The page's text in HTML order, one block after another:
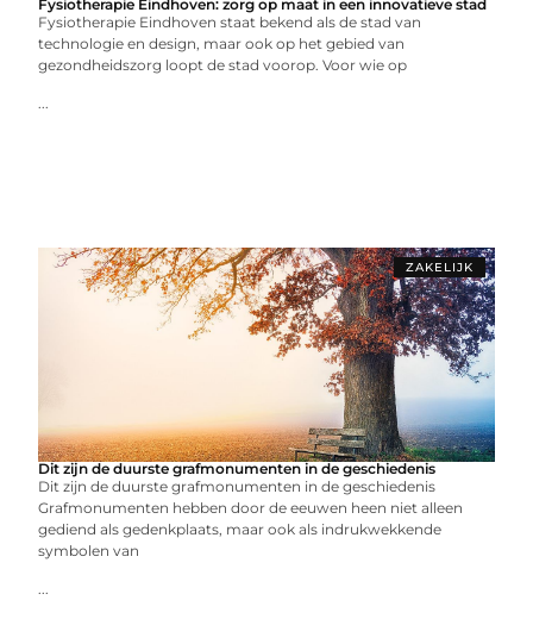
Fysiotherapie Eindhoven: zorg op maat in een innovatieve stad
Fysiotherapie Eindhoven staat bekend als de stad van
technologie en design, maar ook op het gebied van
gezondheidszorg loopt de stad voorop. Voor wie op
...
ZAKELIJK
Dit zijn de duurste grafmonumenten in de geschiedenis
Dit zijn de duurste grafmonumenten in de geschiedenis
Grafmonumenten hebben door de eeuwen heen niet alleen
gediend als gedenkplaats, maar ook als indrukwekkende
symbolen van
...